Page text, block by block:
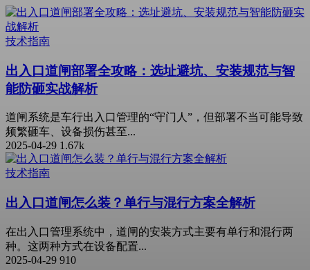
技术指南
出入口道闸部署全攻略：选址避坑、安装规范与智
能防砸实战解析
道闸系统是车行出入口管理的“守门人”，但部署不当可能导致
频繁砸车、设备损伤甚至...
2025-04-29 1.67k
技术指南
出入口道闸怎么装？单行与混行方案全解析
在出入口管理系统中，道闸的安装方式主要有单行和混行两
种。这两种方式在设备配置...
2025-04-29 910